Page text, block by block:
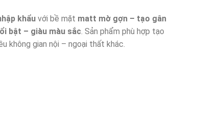
khẩuvới bề mặt matt mờ gợn – tạo gân
bật – giàu màu sắc. Sản phẩm phù hợp tạo
không gian nội – ngoại thất khác.